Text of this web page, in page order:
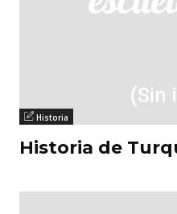
Historia
Historia de